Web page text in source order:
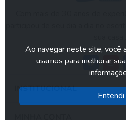
INSTITUCIONAL
Ao navegar neste site, você
usamos para melhorar
Entendi